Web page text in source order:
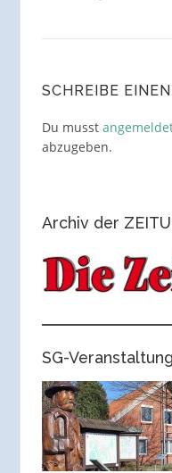
SCHREIBE
Du musst
abzugeben.
Archiv der
SG-